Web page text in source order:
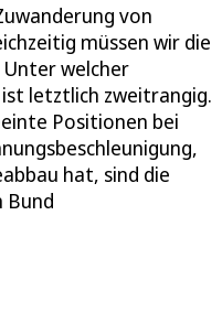
von
müssen wir die
welcher
letztlich zweitrangig.
Positionen bei
hat, sind die